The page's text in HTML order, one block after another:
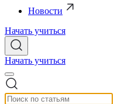
Новости
Начать учиться
Начать учиться